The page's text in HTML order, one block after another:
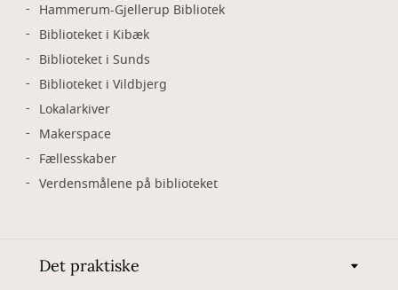
Hammerum-Gjellerup Bibliotek
Biblioteket i Kibæk
Biblioteket i Sunds
Biblioteket i Vildbjerg
Lokalarkiver
Makerspace
Fællesskaber
Verdensmålene på biblioteket
Det praktiske